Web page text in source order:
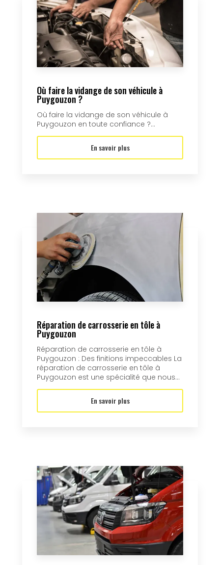
Où faire la vidange de son véhicule à
Puygouzon ?
Où faire la vidange de son véhicule à
Puygouzon en toute confiance ?...
En savoir plus
Réparation de carrosserie en tôle à
Puygouzon
Réparation de carrosserie en tôle à
Puygouzon : Des finitions impeccables La
réparation de carrosserie en tôle à
Puygouzon est une spécialité que nous...
En savoir plus